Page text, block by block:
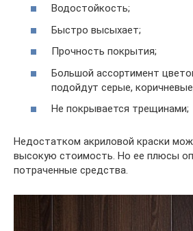
Водостойкость;
Быстро высыхает;
Прочность покрытия;
Большой ассортимент
подойдут серые,
Не покрывается трещинами;
Недостатком акриловой краски
высокую стоимость. Но ее плюсы
потраченные средства.